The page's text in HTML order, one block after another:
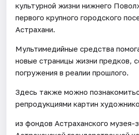
культурной жизни нижнего
первого крупного городского
Астрахани.
Мультимедийные средства
новые страницы жизни предков,
погружения в реалии прошлого.
Здесь также можно
репродукциями картин
из фондов Астраханского музея-